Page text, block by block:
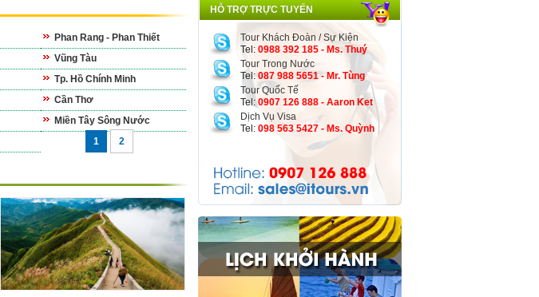
HỖ TRỢ TRỰC TUYẾN
Tour Khách Đoàn / Sự Kiện
Tel: 0988 392 185 - Ms. Thuý
Tour Trong Nước
Tel: 087 988 5651 - Mr. Tùng
Tour Quốc Tế
Tel:0907 126 888 - Aaron Ket
Dịch Vụ Visa
Tel: 098 563 5427 - Ms. Quỳnh
Phan Rang - Phan Thiết
Vũng Tàu
Tp. Hồ Chính Minh
Cần Thơ
Miền Tây Sông Nước
1 2